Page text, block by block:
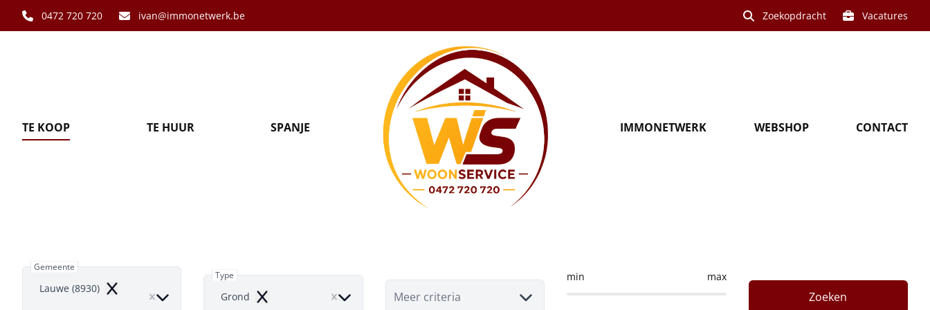
Ga naar hoofdinhoud
0472 720 720 ivan@immonetwerk.be Zoekopdracht Vacatures
TE KOOP TE HUUR SPANJE IMMONETWERK WEBSHOP CONTACT
Grond te koop in Lauwe
Gemeente
Lauwe (8930) Remove
Type
Grond Remove Meer criteria
min max
Zoeken